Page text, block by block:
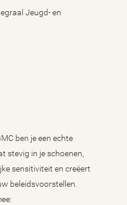
Jeugd- en
ben je een echte
stevig in je schoenen,
sensitiviteit en creëert
beleidsvoorstellen.